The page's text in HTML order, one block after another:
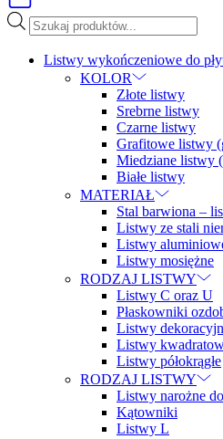
Wyszukiwarka
produktów
Listwy wykończeniowe do
KOLOR
Złote listwy
Srebrne listwy
Czarne listwy
Grafitowe listwy
Miedziane listwy
Białe listwy
MATERIAŁ
Stal barwiona –
Listwy ze stali
Listwy
Listwy mosiężne
RODZAJ LISTWY
Listwy C oraz U
Płaskowniki
Listwy
Listwy
Listwy półokrągłe
RODZAJ LISTWY
Listwy narożne
Kątowniki
Listwy L